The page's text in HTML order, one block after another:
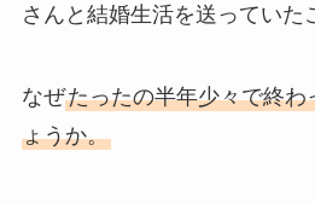
さんと結婚生活を送っていた
なぜたったの半年少々で終わ
ょうか。